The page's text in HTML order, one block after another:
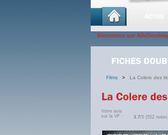
Bienvenue sur
Films > La Colere des
Votre avis
sur la VF :
3.7/5 (552